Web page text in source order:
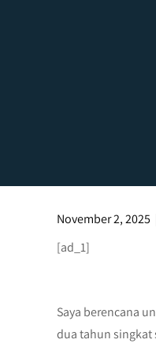
November 2, 2025
[ad_1]
Saya berencana
dua tahun singkat